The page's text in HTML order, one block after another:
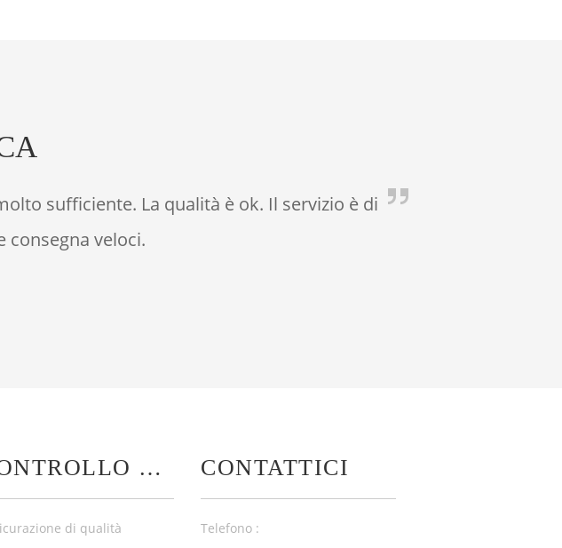
sufficiente. La qualità è ok. Il servizio è di
consegna veloci.
CONTROLLO DI QUALITÀ
di qualità
CONTATTICI
Telefono :